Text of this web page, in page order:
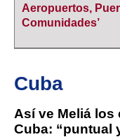
Aeropuertos,
Comunidades’
Cuba
Así ve Meliá los
Cuba: “puntual